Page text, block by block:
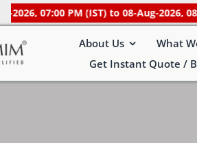
07:00 PM (IST) to 08-Aug-2026, 08:00
About Us What
Get Instant Quote /